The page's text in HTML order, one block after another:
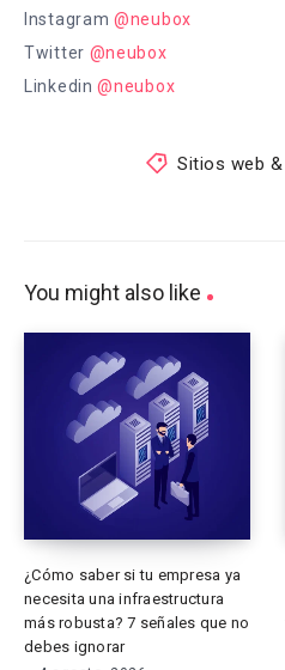
Instagram @neubox
Twitter @neubox
Linkedin@neubox
Sitios web
You might also like
¿Cómo saber si tu empresa ya
necesita una infraestructura
más robusta? 7 señales que no
debes ignorar